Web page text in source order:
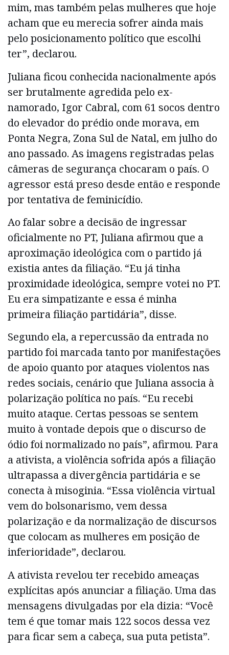
mim, mas também pelas mulheres que hoje
acham que eu merecia sofrer ainda mais
pelo posicionamento político que escolhi
ter”, declarou.
Juliana ficou conhecida nacionalmente após
ser brutalmente agredida pelo ex-
namorado, Igor Cabral, com 61 socos dentro
do elevador do prédio onde morava, em
Ponta Negra, Zona Sul de Natal, em julho do
ano passado. As imagens registradas pelas
câmeras de segurança chocaram o país. O
agressor está preso desde então e responde
por tentativa de feminicídio.
Ao falar sobre a decisão de ingressar
oficialmente no PT, Juliana afirmou que a
aproximação ideológica com o partido já
existia antes da filiação. “Eu já tinha
proximidade ideológica, sempre votei no PT.
Eu era simpatizante e essa é minha
primeira filiação partidária”, disse.
Segundo ela, a repercussão da entrada no
partido foi marcada tanto por manifestações
de apoio quanto por ataques violentos nas
redes sociais, cenário que Juliana associa à
polarização política no país. “Eu recebi
muito ataque. Certas pessoas se sentem
muito à vontade depois que o discurso de
ódio foi normalizado no país”, afirmou. Para
a ativista, a violência sofrida após a filiação
ultrapassa a divergência partidária e se
conecta à misoginia. “Essa violência virtual
vem do bolsonarismo, vem dessa
polarização e da normalização de discursos
que colocam as mulheres em posição de
inferioridade”, declarou.
A ativista revelou ter recebido ameaças
explícitas após anunciar a filiação. Uma das
mensagens divulgadas por ela dizia: “Você
tem é que tomar mais 122 socos dessa vez
para ficar sem a cabeça, sua puta petista”.